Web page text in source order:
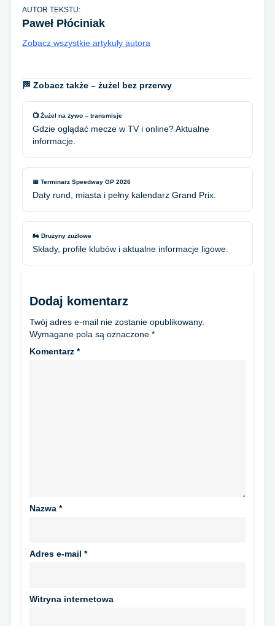
AUTOR TEKSTU:
Paweł Płóciniak
Zobacz wszystkie artykuły autora
🏁 Zobacz także – żużel bez przerwy
📺 Żużel na żywo – transmisje
Gdzie oglądać mecze w TV i online? Aktualne
informacje.
📅 Terminarz Speedway GP 2026
Daty rund, miasta i pełny kalendarz Grand Prix.
🏍️ Drużyny żużlowe
Składy, profile klubów i aktualne informacje ligowe.
Dodaj komentarz
Twój adres e-mail nie zostanie opublikowany.
Wymagane pola są oznaczone *
Komentarz *
Nazwa *
Adres e-mail *
Witryna internetowa